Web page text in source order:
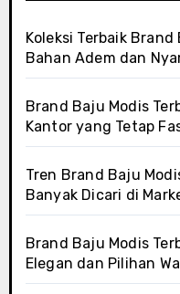
Koleksi Terbaik
Bahan Adem dan
Brand Baju Modis
Kantor yang Tetap
Tren Brand Baju
Banyak Dicari di
Brand Baju Modis
Elegan dan Pilihan